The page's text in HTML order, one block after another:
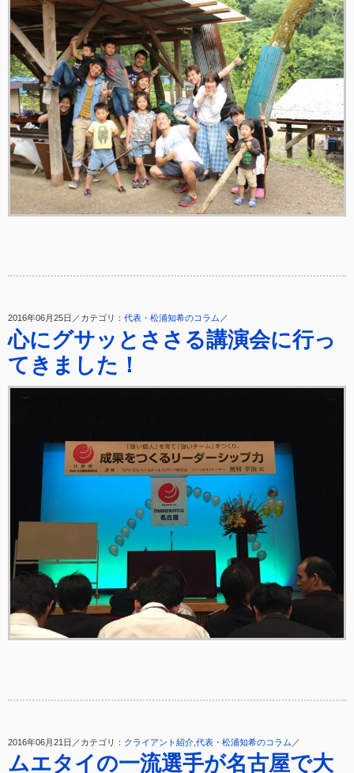
2016年06月25日／カテゴリ： 代表・松浦知希のコラム ／
心にグサッとささる講演会に行っ
てきました！
2016年06月21日／カテゴリ： クライアント紹介 代表・松浦知希のコラム ／
ムエタイの一流選手が名古屋で大